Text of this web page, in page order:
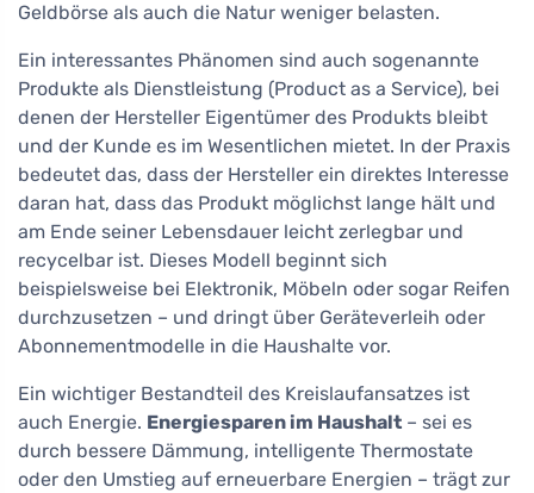
Geldbörse als auch die Natur weniger belasten.
Ein interessantes Phänomen sind auch sogenannte
Produkte als Dienstleistung (Product as a Service), bei
denen der Hersteller Eigentümer des Produkts bleibt
und der Kunde es im Wesentlichen mietet. In der Praxis
bedeutet das, dass der Hersteller ein direktes Interesse
daran hat, dass das Produkt möglichst lange hält und
am Ende seiner Lebensdauer leicht zerlegbar und
recycelbar ist. Dieses Modell beginnt sich
beispielsweise bei Elektronik, Möbeln oder sogar Reifen
durchzusetzen – und dringt über Geräteverleih oder
Abonnementmodelle in die Haushalte vor.
Ein wichtiger Bestandteil des Kreislaufansatzes ist
auch Energie. Energiesparen im Haushalt – sei es
durch bessere Dämmung, intelligente Thermostate
oder den Umstieg auf erneuerbare Energien – trägt zur